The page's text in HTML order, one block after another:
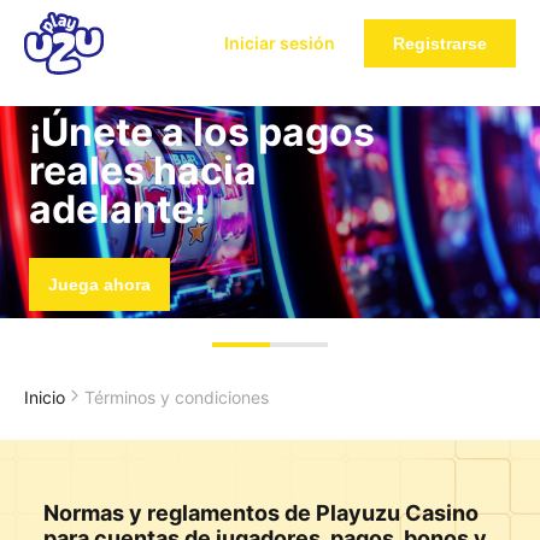
Iniciar sesión Registrarse
¡Únete a los pagos
reales hacia
adelante!
Juega ahora
Inicio Términos y condiciones
Normas y reglamentos de Playuzu Casino